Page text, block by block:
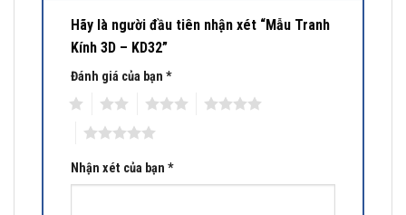
Hãy là người đầu tiên nhận xét “Mẫu Tranh
Kính 3D – KD32”
Đánh giá của bạn *
Nhận xét của bạn *